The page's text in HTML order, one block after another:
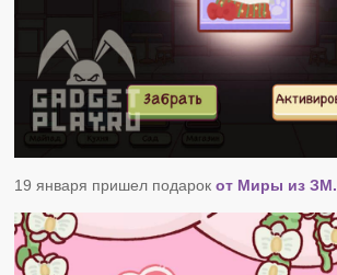
19 января пришел подарокот Миры из ЗМ.